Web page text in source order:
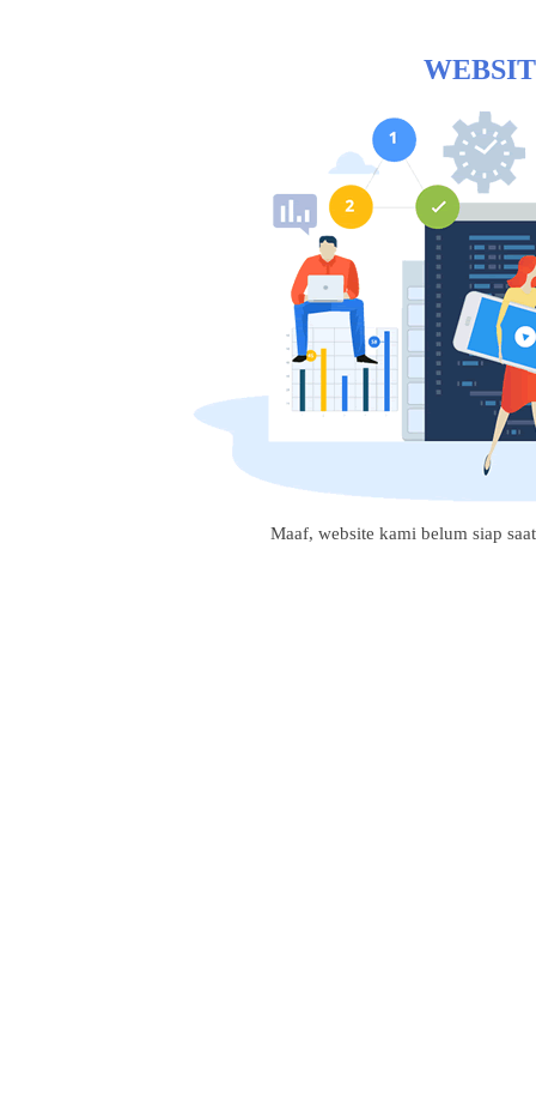
Maaf, website kami belum siap